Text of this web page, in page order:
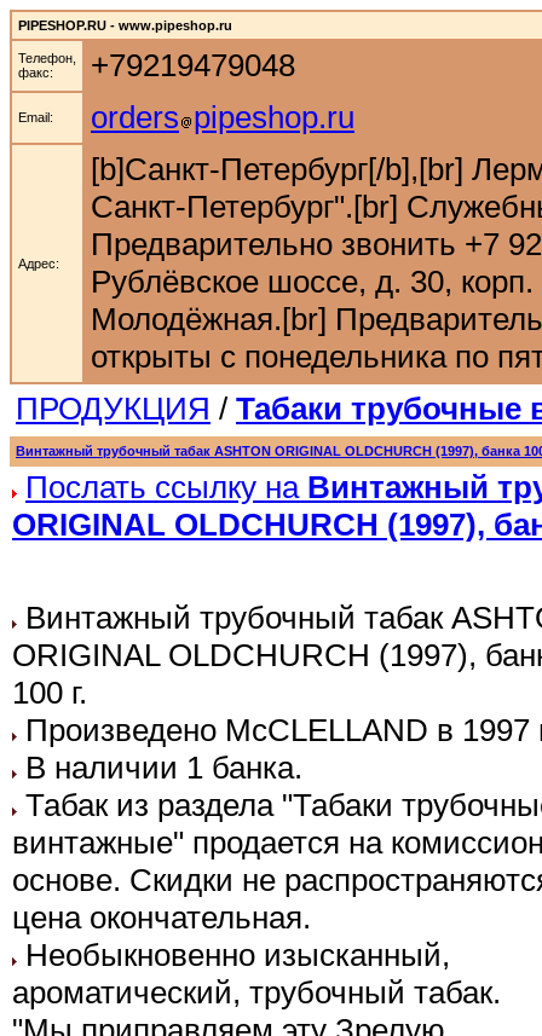
PIPESHOP.RU - www.pipeshop.ru
Телефон,
факс:
+79219479048
Email: orders pipeshop.ru
Адрес:
[b]Санкт-Петербург[/b],[br]
Санкт-Петербург".[br]
Предварительно звонить +7
Рублёвское шоссе, д. 30,
Молодёжная.[br]
открыты с понедельника по
ПРОДУКЦИЯ / Табаки трубочные
Винтажный трубочный табак ASHTON ORIGINAL OLDCHURCH (1997), банка
Послать ссылку на Винтажный
ORIGINAL OLDCHURCH (1997),
Винтажный трубочный табак
ORIGINAL OLDCHURCH (1997),
100 г.
Произведено McCLELLAND в 1997
В наличии 1 банка.
Табак из раздела "Табаки
винтажные" продается на
основе. Скидки не
цена окончательная.
Необыкновенно изысканный,
ароматический, трубочный табак.